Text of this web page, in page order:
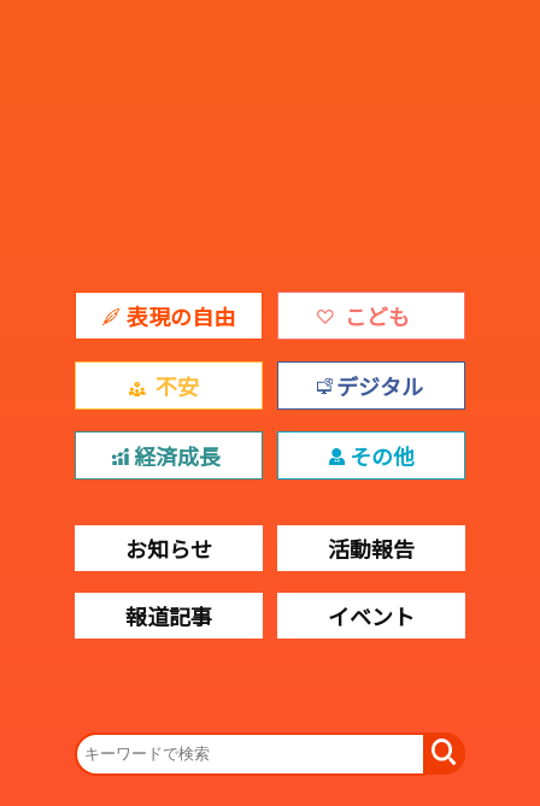
表現の自由 こども
不安 デジタル
経済成長 その他
お知らせ 活動報告
報道記事 イベント